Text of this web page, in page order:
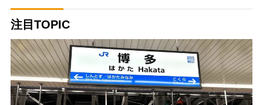
注目TOPIC